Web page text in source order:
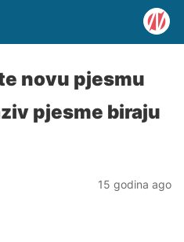
novu pjesmu
pjesme biraju
15 godina ago